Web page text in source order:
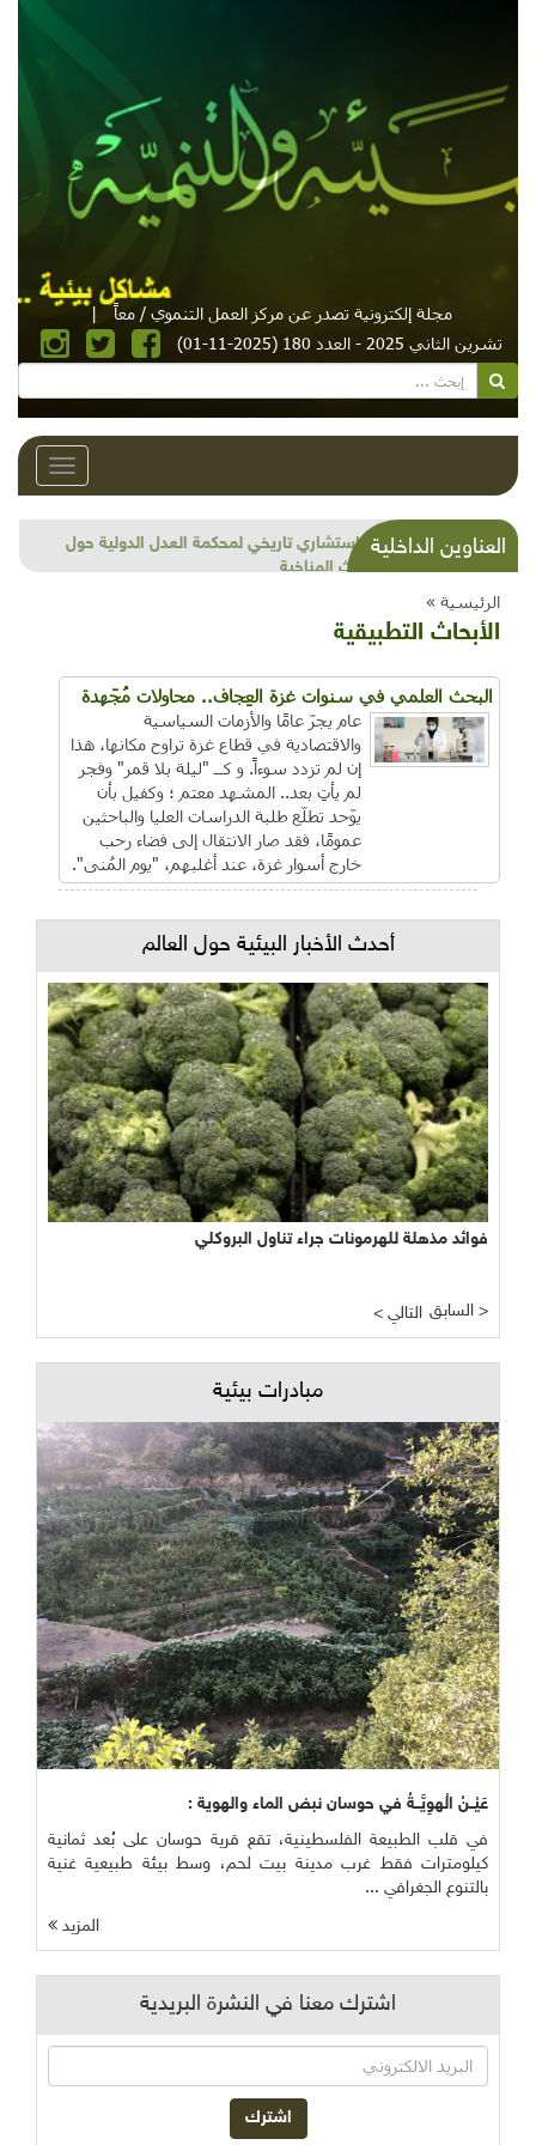
مجلة إلكترونية تصدر عن مركز العمل التنموي / معاً
|
تشرين الثاني 2025 - العدد 180 (2025-11-01)
Toggle
العناوين الداخليةشذرات بيئية وتنموية...بنية تحتية وحلويات قبيحة
وحاكورة ونوبل وزيتون و"سيباط"
الرئيسية »
الأبحاث التطبيقية
البحث العلمي في سنوات غزة العِجاف.. محاولات مُجَهدة
عام يجرّ عامًا والأزمات السياسية
والاقتصادية في قطاع غزة تراوح مكانها، هذا
إن لم تزدد سوءاً. و كــ "ليلة بلا قمر" وفجر
لم يأتِ بعد.. المشهد معتم ؛ وكفيل بأن
يوّحد تطلّع طلبة الدراسات العليا والباحثين
عمومًا، فقد صار الانتقال إلى فضاء رحب
خارج أسوار غزة، عند أغلبهم، "يوم المُنى".
أحدث الأخبار البيئية حول العالم
فوائد مذهلة للهرمونات جراء تناول البروكلي
< التالي السابق >
مبادرات بيئية
عَيْــنُ الْهوِيَّــةُ في حوسان نبض الماء والهوية :
في قلب الطبيعة الفلسطينية، تقع قرية حوسان على بُعد ثمانية
كيلومترات فقط غرب مدينة بيت لحم، وسط بيئة طبيعية غنية
بالتنوع الجغرافي ...
المزيد
اشترك معنا في النشرة البريدية